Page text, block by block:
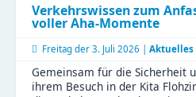
Verkehrswissen zum
voller Aha-Momente
Freitag der 3. Juli 2026 | Aktuelles
Gemeinsam für die Sicherheit
ihrem Besuch in der Kita